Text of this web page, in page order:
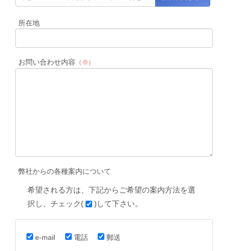
所在地
お問い合わせ内容 （※）
弊社からの各種案内について
希望される方は、下記からご希望の案内方法を選
択し、チェック(
)して下さい。
e-mail 電話 郵送